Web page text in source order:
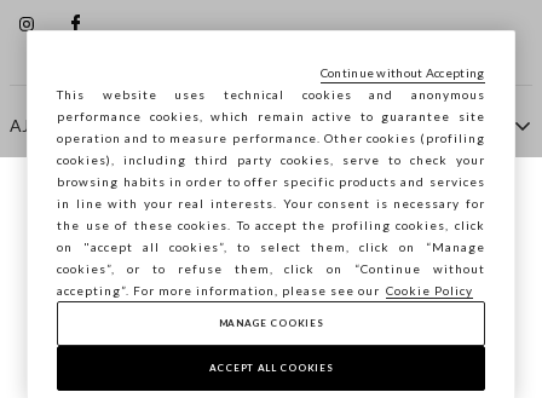
AJUDA
EMPRESA
CONTACTE-NOS
Copyright © Ovs S.p.A. -
Está a navegar na STEFANEL Portugal,
deseja guardar a sua localização?
CONFIRMAR
This website uses technical cookies and anonymous
performance cookies, which remain active to guarantee site
operation and to measure performance. Other cookies (profiling
cookies), including third party cookies, serve to check your
browsing habits in order to offer specific products and services
in line with your real interests. Your consent is necessary for
the use of these cookies. To accept the profiling cookies, click
on "accept all cookies”, to select them, click on “Manage
cookies”, or to refuse them, click on “Continue without
accepting”. For more information, please see our Cookie Policy
MANAGE COOKIES
ACCEPT ALL COOKIES
Continue without Accepting